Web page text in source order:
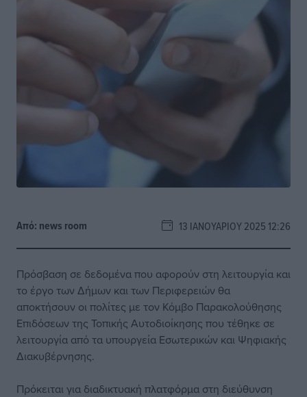
Από: news room 13 ΙΑΝΟΥΑΡΊΟΥ 2025 12:26
Πρόσβαση σε δεδομένα που αφορούν στη λειτουργία και
το έργο των Δήμων και των Περιφερειών θα
αποκτήσουν οι πολίτες με τον Κόμβο Παρακολούθησης
Επιδόσεων της Τοπικής Αυτοδιοίκησης που τέθηκε σε
λειτουργία από τα υπουργεία Εσωτερικών και Ψηφιακής
Διακυβέρνησης.
Πρόκειται για διαδικτυακή πλατφόρμα στη διεύθυνση